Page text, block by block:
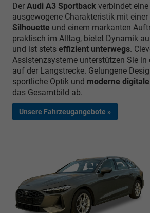
Der Audi A3 Sportback verbindet
ausgewogene Charakteristik mit einer
Silhouette und einem markanten
praktisch im Alltag, bietet Dynamik
und ist stets effizient unterwegs.
Assistenzsysteme unterstützen Sie in
auf der Langstrecke. Gelungene
sportliche Optik und moderne
das Gesamtbild ab.
Unsere Fahrzeugangebote »